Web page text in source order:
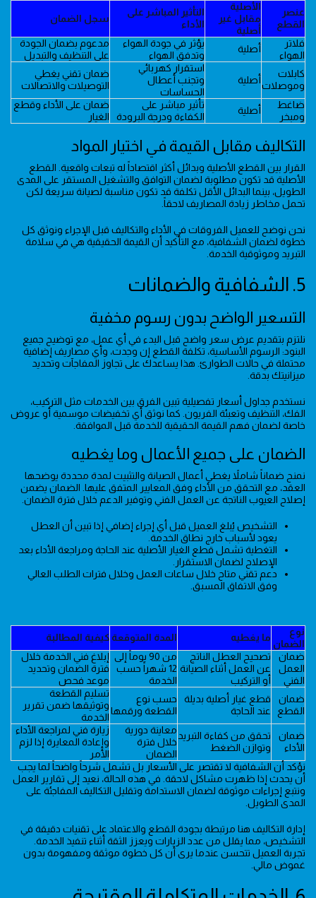
عنصر
القطع
الأصلية
مقابل غير
أصلية
التأثير المباشر على
الأداء
سجل الضمان
فلاتر
الهواء
أصلية
يؤثر في جودة الهواء
وتدفق الهواء
مدعوم بضمان الجودة
على التنظيف والتبديل
كابلات
وموصلاتأصلية
استقرار كهربائي
وتجنب أعطال
الحساسات
ضمان تقني يغطي
التوصيلات والاتصالات
ضاغط
ومبخر
أصلية
تأثير مباشر على
الكفاءة ودرجة البرودة
ضمان على الأداء وقطع
الغيار
التكاليف مقابل القيمة في اختيار المواد
القرار بين القطع الأصلية وبدائل أكثر اقتصاداً له تبعات واقعية. القطع
الأصلية قد تكون مطلوبة لضمان التوافق والتشغيل المستقر على المدى
الطويل، بينما البدائل الأقل تكلفة قد تكون مناسبة لصيانة سريعة لكن
تحمل مخاطر زيادة المصاريف لاحقاً.
نحن نوضح للعميل الفروقات في الأداء والتكاليف قبل الإجراء ونوثق كل
خطوة لضمان الشفافية، مع التأكيد أن القيمة الحقيقية هي في سلامة
التبريد وموثوقية الخدمة.
5. الشفافية والضمانات
التسعير الواضح بدون رسوم مخفية
نلتزم بتقديم عرض سعر واضح قبل البدء في أي عمل، مع توضيح جميع
البنود: الرسوم الأساسية، تكلفة القطع إن وجدت، وأي مصاريف إضافية
محتملة في حالات الطوارئ. هذا يساعدك على تجاوز المفاجآت وتحديد
ميزانيتك بدقة.
نستخدم جداول أسعار تفصيلية تبين الفرق بين الخدمات مثل التركيب،
الفك، التنظيف وتعبئة الفريون. كما نوثق أي تخفيضات موسمية أو عروض
خاصة لضمان فهم القيمة الحقيقية للخدمة قبل الموافقة.
الضمان على جميع الأعمال وما يغطيه
نمنح ضماناً شاملاً يغطي أعمال الصيانة والتثبيت لمدة محددة يوضحها
العقد، مع التحقق من الأداء وفق المعايير المتفق عليها. الضمان يضمن
إصلاح العيوب الناتجة عن العمل الفني وتوفير الدعم خلال فترة الضمان.
التشخيص يُبلغ العميل قبل أي إجراء إضافي إذا تبين أن العطل
يعود لأسباب خارج نطاق الخدمة.
التغطية تشمل قطع الغيار الأصلية عند الحاجة ومراجعة الأداء بعد
الإصلاح لضمان الاستقرار.
دعم تقني متاح خلال ساعات العمل وخلال فترات الطلب العالي
وفق الاتفاق المسبق.
نوع
الضمان
ما يغطيه المدة المتوقعة كيفية المطالبة
ضمان
العمل
الفني
تصحيح العطل الناتج
عن العمل أثناء الصيانة
أو التركيب
من 90 يوماً إلى
12 شهراً حسب
الخدمة
إبلاغ فني الخدمة خلال
فترة الضمان وتحديد
موعد فحص
ضمان
القطع
قطع غيار أصلية بديلة
عند الحاجة
حسب نوع
القطعة ورقمها
تسليم القطعة
وتوثيقها ضمن تقرير
الخدمة
ضمان
الأداء
تحقق من كفاءة التبريد
وتوازن الضغط
معاينة دورية
خلال فترة
الضمان
زيارة فني لمراجعة الأداء
وإعادة المعايرة إذا لزم
الأمر
نؤكد أن الشفافية لا تقتصر على الأسعار بل تشمل شرحاً واضحاً لما يجب
أن يحدث إذا ظهرت مشاكل لاحقة. في هذه الحالة، نعيد إلى تقارير العمل
ونتبع إجراءات موثوقة لضمان الاستدامة وتقليل التكاليف المفاجئة على
المدى الطويل.
إدارة التكاليف هنا مرتبطة بجودة القطع والاعتماد على تقنيات دقيقة في
التشخيص، مما يقلل من عدد الزيارات ويعزز الثقة أثناء تنفيذ الخدمة.
تجربة العميل تتحسن عندما يرى أن كل خطوة موثقة ومفهومة بدون
غموض مالي.